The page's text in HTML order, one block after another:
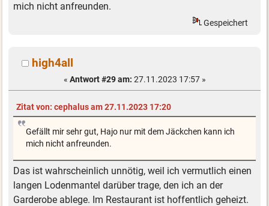
mich nicht anfreunden.
Gespeichert
high4all
« Antwort #29 am: 27.11.2023 17:57 »
Zitat von: cephalus am 27.11.2023 17:20
Gefällt mir sehr gut, Hajo nur mit dem Jäckchen kann ich
mich nicht anfreunden.
Das ist wahrscheinlich unnötig, weil ich vermutlich einen
langen Lodenmantel darüber trage, den ich an der
Garderobe ablege. Im Restaurant ist hoffentlich geheizt.